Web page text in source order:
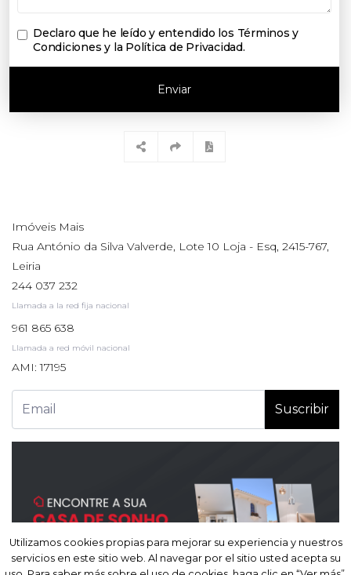
Utilizamos cookies propias para mejorar su experiencia y nuestros
servicios en este sitio web. Al navegar por el sitio usted acepta su
Declaro que he leído y entendido los Términos y
Condiciones y la Política de Privacidad.
Enviar
Imóveis Mais
Rua António da Silva Valverde, Lote 10 Loja - Esq, 2415-767,
Leiria
244 037 232
Llamada a la red fija nacional
961 865 638
Llamada a red móvil nacional
AMI: 17195
Suscribir
Utilizamos cookies propias para mejorar su experiencia y nuestros
servicios en este sitio web. Al navegar por el sitio usted acepta su